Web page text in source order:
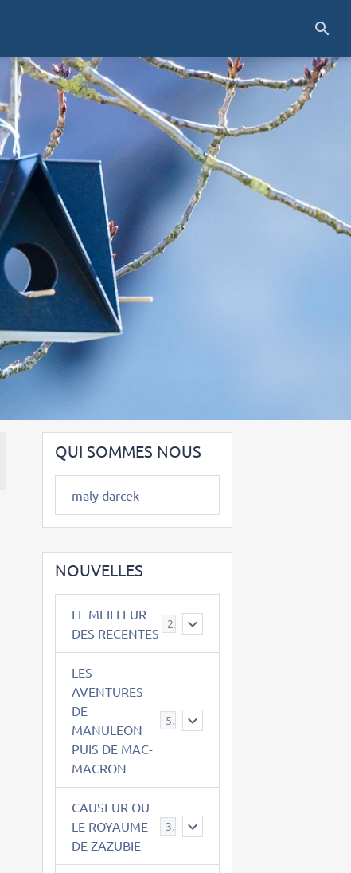
QUI SOMMES NOUS
maly darcek
NOUVELLES
LE MEILLEUR
DES RECENTES
2
LES
AVENTURES
DE
MANULEON
PUIS DE MAC-
MACRON
543
CAUSEUR OU
LE ROYAUME
DE ZAZUBIE
38